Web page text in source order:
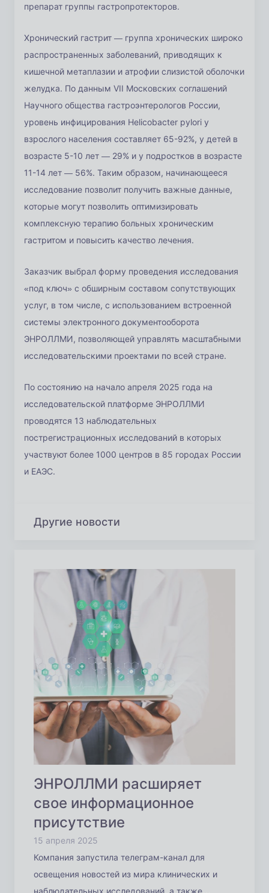
препарат группы гастропротекторов.
Хронический гастрит — группа хронических широко
распространенных заболеваний, приводящих к
кишечной метаплазии и атрофии слизистой оболочки
желудка. По данным VII Московских соглашений
Научного общества гастроэнтерологов России,
уровень инфицирования Helicobacter pylori у
взрослого населения составляет 65-92%, у детей в
возрасте 5-10 лет — 29% и у подростков в возрасте
11-14 лет — 56%. Таким образом, начинающееся
исследование позволит получить важные данные,
которые могут позволить оптимизировать
комплексную терапию больных хроническим
гастритом и повысить качество лечения.
Заказчик выбрал форму проведения исследования
«под ключ» с обширным составом сопутствующих
услуг, в том числе, c использованием встроенной
системы электронного документооборота
ЭНРОЛЛМИ, позволяющей управлять масштабными
исследовательскими проектами по всей стране.
По состоянию на начало апреля 2025 года на
исследовательской платформе ЭНРОЛЛМИ
проводятся 13 наблюдательных
пострегистрационных исследований в которых
участвуют более 1000 центров в 85 городах России
и ЕАЭС.
Другие новости
ЭНРОЛЛМИ расширяет
свое информационное
присутствие
15 апреля 2025
Компания запустила телеграм-канал для
освещения новостей из мира клинических и
наблюдательных исследований, а также